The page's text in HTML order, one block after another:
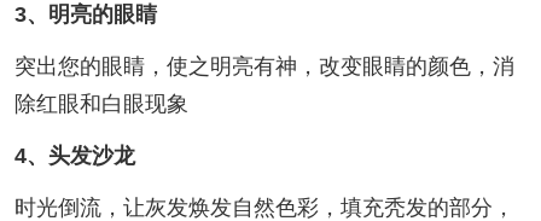
3、明亮的眼睛
突出您的眼睛，使之明亮有神，改变眼睛的颜色，消
除红眼和白眼现象
4、头发沙龙
时光倒流，让灰发焕发自然色彩，填充秃发的部分，